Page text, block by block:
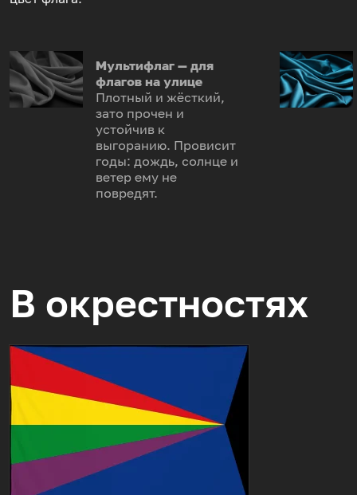
Мультифлаг — для
флагов на улице
Плотный и жёсткий,
зато прочен и
устойчив к
выгоранию. Провисит
годы: дождь, солнце и
ветер ему не
повредят.
В окрестностях